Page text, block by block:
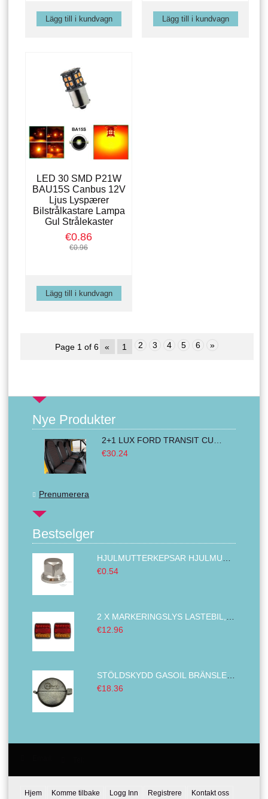
LED 30 SMD P21W
BAU15S Canbus 12V
Ljus Lyspærer
Bilstrålkastare Lampa
Gul Strålekaster
€0.86
€0.96
Page 1 of 6 « 1 2 3 4 5 6 »
Nye Produkter
€30.24
Prenumerera
Bestselger
€0.54
€12.96
€18.36
Hjem Komme tilbake Logg Inn Registrere Kontakt oss